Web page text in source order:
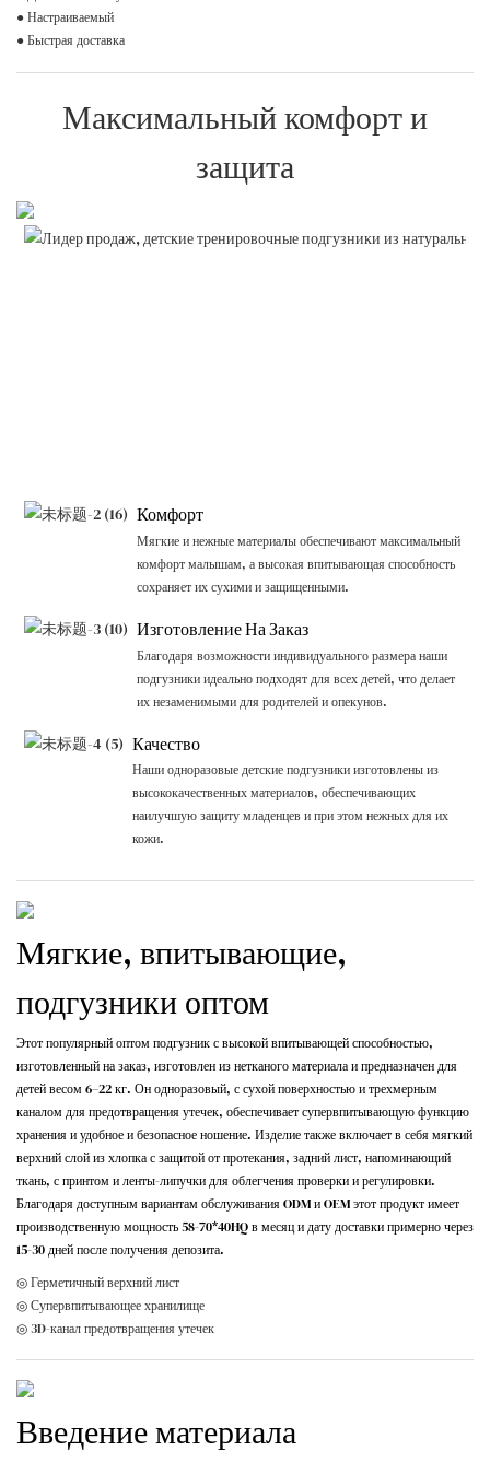
● Настраиваемый
● Быстрая доставка
Максимальный комфорт и
защита
Комфорт
Мягкие и нежные материалы обеспечивают максимальный
комфорт малышам, а высокая впитывающая способность
сохраняет их сухими и защищенными.
Изготовление На Заказ
Благодаря возможности индивидуального размера наши
подгузники идеально подходят для всех детей, что делает
их незаменимыми для родителей и опекунов.
Качество
Наши одноразовые детские подгузники изготовлены из
высококачественных материалов, обеспечивающих
наилучшую защиту младенцев и при этом нежных для их
кожи.
Мягкие, впитывающие,
подгузники оптом
Этот популярный оптом подгузник с высокой впитывающей способностью,
изготовленный на заказ, изготовлен из нетканого материала и предназначен для
детей весом 6–22 кг. Он одноразовый, с сухой поверхностью и трехмерным
каналом для предотвращения утечек, обеспечивает супервпитывающую функцию
хранения и удобное и безопасное ношение. Изделие также включает в себя мягкий
верхний слой из хлопка с защитой от протекания, задний лист, напоминающий
ткань, с принтом и ленты-липучки для облегчения проверки и регулировки.
Благодаря доступным вариантам обслуживания ODM и OEM этот продукт имеет
производственную мощность 58-70*40HQ в месяц и дату доставки примерно через
15-30 дней после получения депозита.
◎ Герметичный верхний лист
◎ Супервпитывающее хранилище
◎ 3D-канал предотвращения утечек
Введение материала